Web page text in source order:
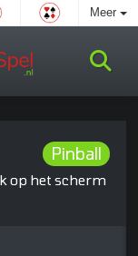
Meer
Pinball
op het scherm